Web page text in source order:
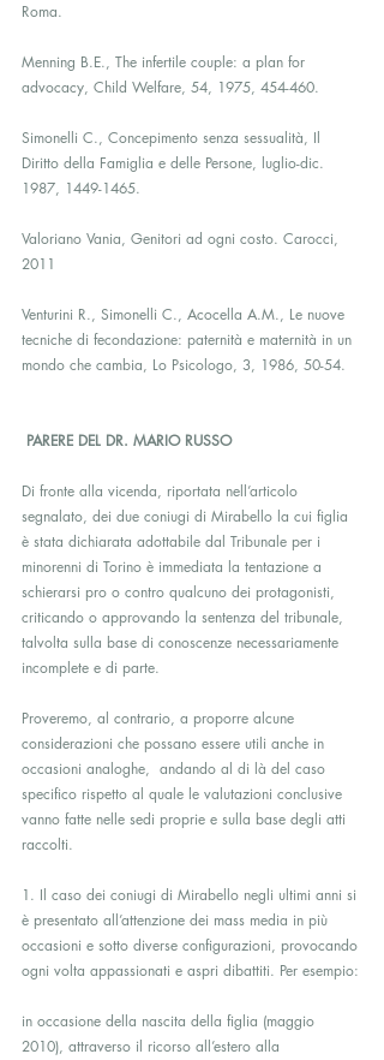
Roma.
Menning B.E., The infertile couple: a plan for
advocacy, Child Welfare, 54, 1975, 454-460.
Simonelli C., Concepimento senza sessualità, Il
Diritto della Famiglia e delle Persone, luglio-dic.
1987, 1449-1465.
Valoriano Vania, Genitori ad ogni costo. Carocci,
2011
Venturini R., Simonelli C., Acocella A.M., Le nuove
tecniche di fecondazione: paternità e maternità in un
mondo che cambia, Lo Psicologo, 3, 1986, 50-54.
PARERE DEL DR. MARIO RUSSO
Di fronte alla vicenda, riportata nell’articolo
segnalato, dei due coniugi di Mirabello la cui figlia
è stata dichiarata adottabile dal Tribunale per i
minorenni di Torino è immediata la tentazione a
schierarsi pro o contro qualcuno dei protagonisti,
criticando o approvando la sentenza del tribunale,
talvolta sulla base di conoscenze necessariamente
incomplete e di parte.
Proveremo, al contrario, a proporre alcune
considerazioni che possano essere utili anche in
occasioni analoghe,  andando al di là del caso
specifico rispetto al quale le valutazioni conclusive
vanno fatte nelle sedi proprie e sulla base degli atti
raccolti.
1. Il caso dei coniugi di Mirabello negli ultimi anni si
è presentato all’attenzione dei mass media in più
occasioni e sotto diverse configurazioni, provocando
ogni volta appassionati e aspri dibattiti. Per esempio:
in occasione della nascita della figlia (maggio
2010), attraverso il ricorso all’estero alla